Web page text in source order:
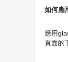
如何應
應用
頁面的